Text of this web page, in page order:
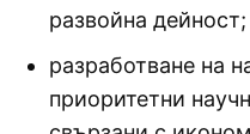
развойна дейност;
разработване на
приоритетни